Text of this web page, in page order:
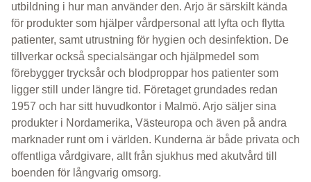
utbildning i hur man använder den. Arjo är särskilt kända
för produkter som hjälper vårdpersonal att lyfta och flytta
patienter, samt utrustning för hygien och desinfektion. De
tillverkar också specialsängar och hjälpmedel som
förebygger trycksår och blodproppar hos patienter som
ligger still under längre tid. Företaget grundades redan
1957 och har sitt huvudkontor i Malmö. Arjo säljer sina
produkter i Nordamerika, Västeuropa och även på andra
marknader runt om i världen. Kunderna är både privata och
offentliga vårdgivare, allt från sjukhus med akutvård till
boenden för långvarig omsorg.